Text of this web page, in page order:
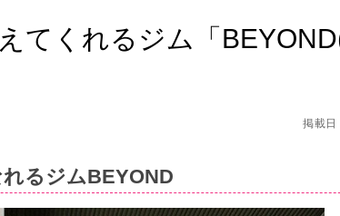
てくれるジム「
掲載
るジムBEYOND